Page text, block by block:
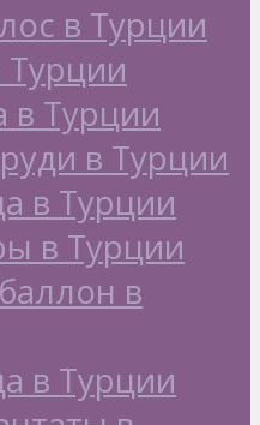
в Турции
в Турции
в Турции
в Турции
в Турции
в
в Турции